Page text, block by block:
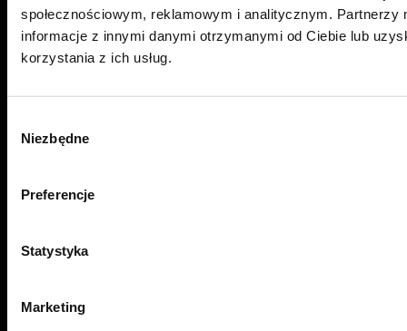
społecznościowym, reklamowym i analitycznym. Partnerzy
informacje z innymi danymi otrzymanymi od Ciebie lub
korzystania z ich usług.
zgody
Niezbędne
Preferencje
Statystyka
Marketing
Oddział Sonina -+48 534 704 315
ul. 9 Dywizji Piechoty 79, 35-001 Rzeszów
O marce
Instalatorzy folii